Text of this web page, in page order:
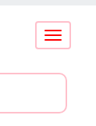
Conmutar